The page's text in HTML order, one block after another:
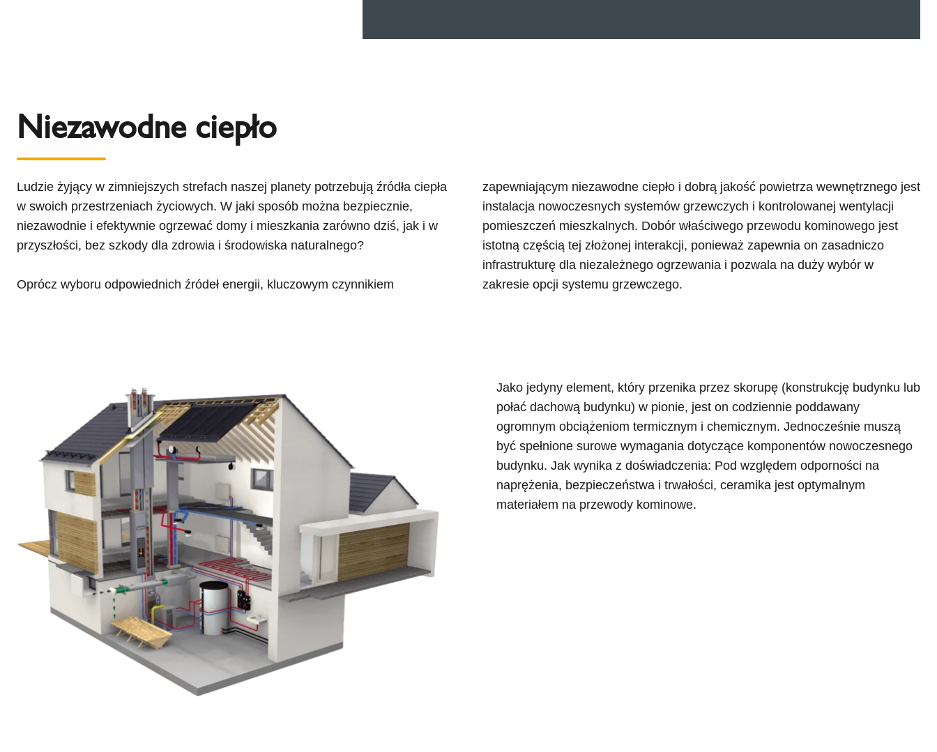
Niezawodne ciepło
Ludzie żyjący w zimniejszych strefach naszej planety potrzebują źródła ciepła
w swoich przestrzeniach życiowych. W jaki sposób można bezpiecznie,
niezawodnie i efektywnie ogrzewać domy i mieszkania zarówno dziś, jak i w
przyszłości, bez szkody dla zdrowia i środowiska naturalnego?
Oprócz wyboru odpowiednich źródeł energii, kluczowym czynnikiem
zapewniającym niezawodne ciepło i dobrą jakość powietrza wewnętrznego jest
instalacja nowoczesnych systemów grzewczych i kontrolowanej wentylacji
pomieszczeń mieszkalnych. Dobór właściwego przewodu kominowego jest
istotną częścią tej złożonej interakcji, ponieważ zapewnia on zasadniczo
infrastrukturę dla niezależnego ogrzewania i pozwala na duży wybór w
zakresie opcji systemu grzewczego.
Jako jedyny element, który przenika przez skorupę (konstrukcję budynku lub
połać dachową budynku) w pionie, jest on codziennie poddawany
ogromnym obciążeniom termicznym i chemicznym. Jednocześnie muszą
być spełnione surowe wymagania dotyczące komponentów nowoczesnego
budynku. Jak wynika z doświadczenia: Pod względem odporności na
naprężenia, bezpieczeństwa i trwałości, ceramika jest optymalnym
materiałem na przewody kominowe.